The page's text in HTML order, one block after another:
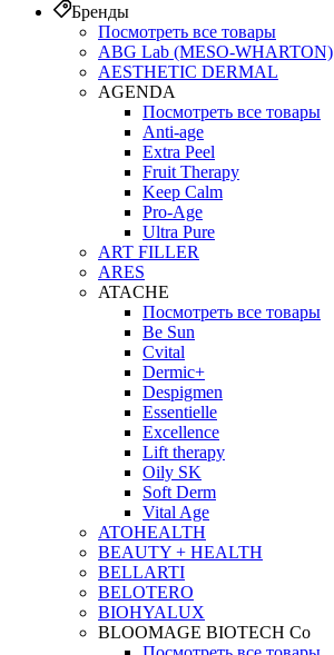
Бренды
Посмотреть все товары
ABG Lab (MESO-WHARTON)
AESTHETIC DERMAL
AGENDA
Посмотреть все товары
Anti-age
Extra Peel
Fruit Therapy
Keep Calm
Pro‑Age
Ultra Pure
ART FILLER
ARES
ATACHE
Посмотреть все товары
Be Sun
Cvital
Dermic+
Despigmen
Essentielle
Excellence
Lift therapy
Oily SK
Soft Derm
Vital Age
ATOHEALTH
BEAUTY + HEALTH
BELLARTI
BELOTERO
BIOHYALUX
BLOOMAGE BIOTECH Co